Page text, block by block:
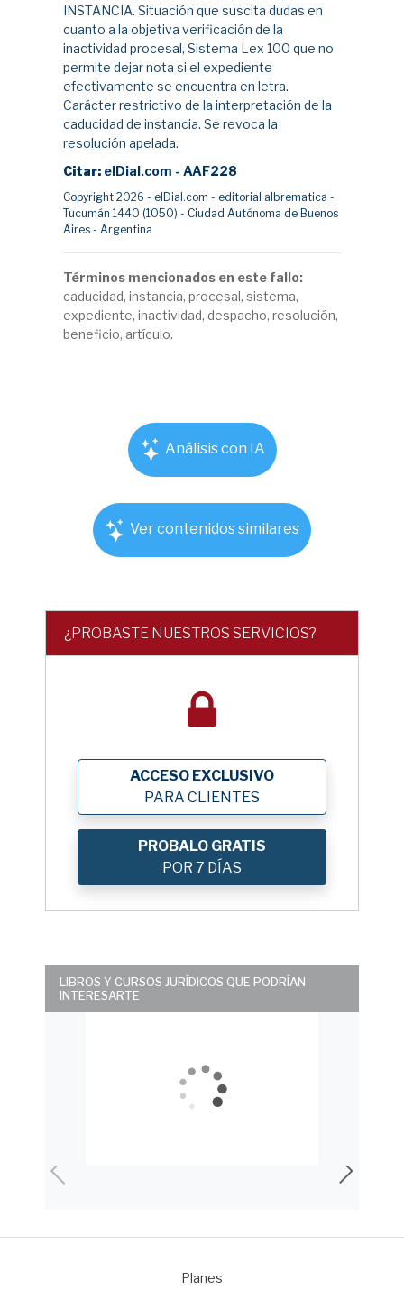
INSTANCIA. Situación que suscita dudas en
cuanto a la objetiva verificación de la
inactividad procesal, Sistema Lex 100 que no
permite dejar nota si el expediente
efectivamente se encuentra en letra.
Carácter restrictivo de la interpretación de la
caducidad de instancia. Se revoca la
resolución apelada.
Citar: elDial.com - AAF228
Copyright 2026 - elDial.com - editorial albrematica -
Tucumán 1440 (1050) - Ciudad Autónoma de Buenos
Aires - Argentina
Términos mencionados en este fallo:
caducidad, instancia, procesal, sistema,
expediente, inactividad, despacho, resolución,
beneficio, artículo.
Análisis con IA
Ver contenidos similares
¿PROBASTE NUESTROS SERVICIOS?
ACCESO EXCLUSIVO
PARA CLIENTES
PROBALO GRATIS
POR 7 DÍAS
LIBROS Y CURSOS JURÍDICOS QUE PODRÍAN
INTERESARTE
Planes